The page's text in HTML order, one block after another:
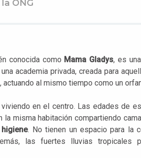
ONG
conocida como Mama Gladys, es
academia privada, creada para
al mismo tiempo como un
en el centro. Las edades de
la misma habitación compartiendo
. No tienen un espacio para la
las fuertes lluvias tropicales